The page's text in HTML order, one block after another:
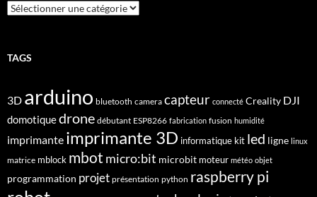
Catégories
TAGS
3D arduino bluetooth camera capteur connecté Creality DJI
domotiquedrone débutant ESP8266 fabrication fusion humidité
imprimante imprimante 3D informatique kit led ligne linux
matrice mblock mbot micro:bit microbit moteur météo objet
programmation projet présentation python raspberry pi